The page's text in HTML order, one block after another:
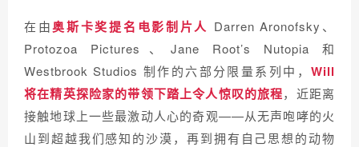
在由奥斯卡奖提名电影制片人 Darren Aronofsky、
Protozoa Pictures、Jane Root’s Nutopia 和
Westbrook Studios 制作的六部分限量系列中， Will
将在精英探险家的带领下踏上令人惊叹的旅程，近距离
接触地球上一些最激动人心的奇观——从无声咆哮的火
山到超越我们感知的沙漠，再到拥有自己思想的动物